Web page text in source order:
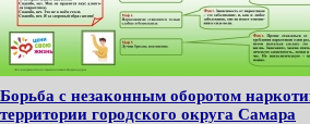
Борьба с незаконным оборотом
территории городского округа Самара